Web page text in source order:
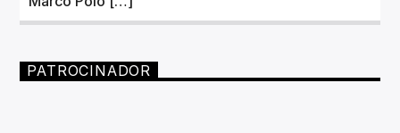
PATROCINADOR